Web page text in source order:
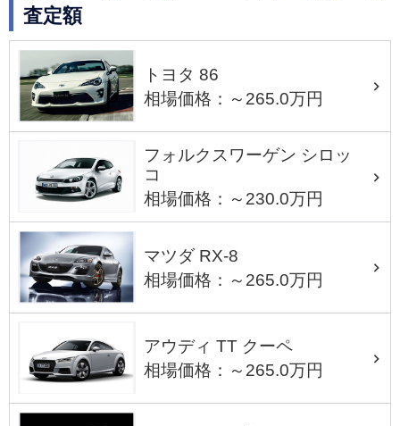
査定額
トヨタ 86
相場価格：～265.0万円
フォルクスワーゲン シロッ
コ
相場価格：～230.0万円
マツダ RX-8
相場価格：～265.0万円
アウディ TT クーペ
相場価格：～265.0万円